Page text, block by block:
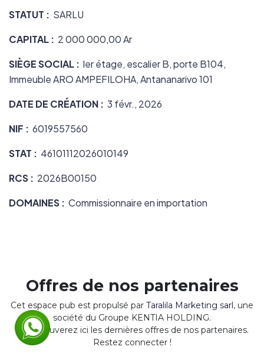
STATUT : SARLU
CAPITAL : 2 000 000,00Ar
SIÈGE SOCIAL : ler étage, escalier B, porte B104,
Immeuble ARO AMPEFILOHA, Antananarivo 101
DATE DE CRÉATION : 3 févr., 2026
NIF : 6019557560
STAT : 46101112026010149
RCS : 2026B00150
DOMAINES : Commissionnaire en importation